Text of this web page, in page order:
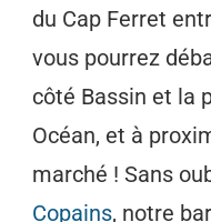
du Cap Ferret
vous pourrez
côté Bassin et la
Océan, et à
marché ! Sans
Copains, notre